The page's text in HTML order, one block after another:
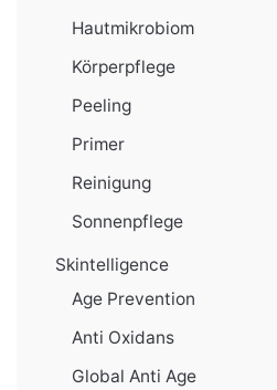
Hautmikrobiom
Körperpflege
Peeling
Primer
Reinigung
Sonnenpflege
Skintelligence
Age Prevention
Anti Oxidans
Global Anti Age